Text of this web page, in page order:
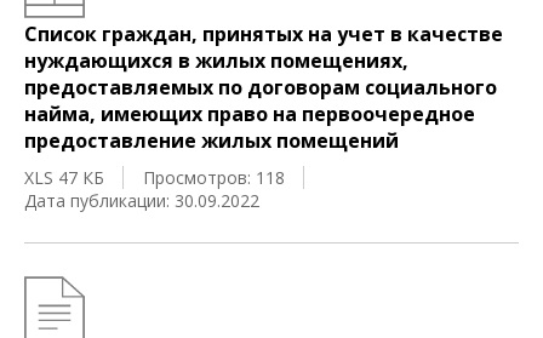
Список граждан, принятых на учет в качестве
нуждающихся в жилых помещениях,
предоставляемых по договорам социального
найма, имеющих право на первоочередное
предоставление жилых помещений
XLS 47 КБ
Просмотров: 118
Дата публикации: 30.09.2022